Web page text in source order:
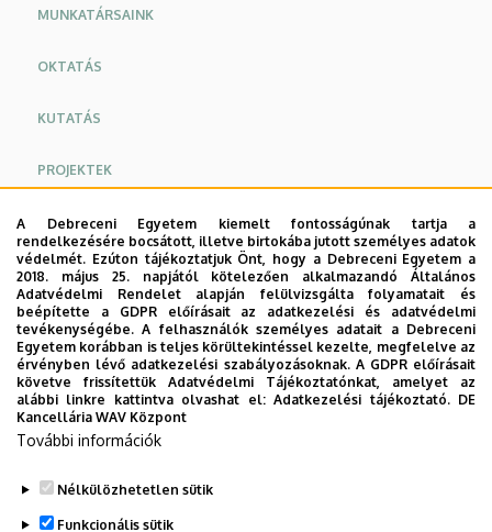
MUNKATÁRSAINK
OKTATÁS
KUTATÁS
PROJEKTEK
KAPCSOLATAINK
PUBLIKÁCIÓK
MŰSZERREGISZTER
Intézetünk publikációs tevékenysége
megtekinthető az alábbi linken:
https://tudoster.unideb.hu/hu/egysegek/4264
Legutóbbi frissítés: 2026. 01. 08. 10:33
A Debreceni Egyetem kiemelt fontosságúnak tartja a
rendelkezésére bocsátott, illetve birtokába jutott személyes adatok
védelmét. Ezúton tájékoztatjuk Önt, hogy a Debreceni Egyetem a
2018. május 25. napjától kötelezően alkalmazandó Általános
Adatvédelmi Rendelet alapján felülvizsgálta folyamatait és
beépítette a GDPR előírásait az adatkezelési és adatvédelmi
tevékenységébe. A felhasználók személyes adatait a Debreceni
Egyetem korábban is teljes körültekintéssel kezelte, megfelelve az
érvényben lévő adatkezelési szabályozásoknak. A GDPR előírásait
követve frissítettük Adatvédelmi Tájékoztatónkat, amelyet az
alábbi linkre kattintva olvashat el:Adatkezelési tájékoztató. DE
Kancellária WAV Központ
További információk
Nélkülözhetetlen sütik
Funkcionális sütik